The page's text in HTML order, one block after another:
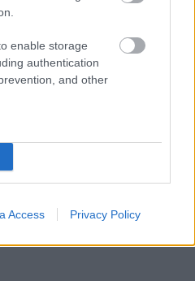
enable storage
authentication
and other
Access Privacy Policy
Hogy írhatsz ilyen egy
a szüleid ?
tisztességesen !
ebben az országban...